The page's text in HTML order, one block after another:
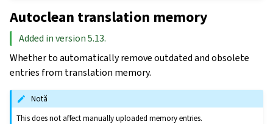
Autoclean translation memory
Added in version 5.13.
Whether to automatically remove outdated and obsolete
entries from translation memory.
Notă
This does not affect manually uploaded memory entries.